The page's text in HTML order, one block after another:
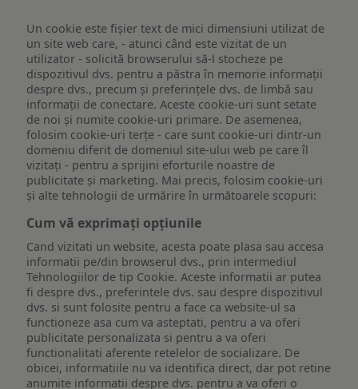
Un cookie este fişier text de mici dimensiuni utilizat de
un site web care, - atunci când este vizitat de un
utilizator - solicită browserului să-l stocheze pe
dispozitivul dvs. pentru a păstra în memorie informații
despre dvs., precum și preferințele dvs. de limbă sau
informații de conectare. Aceste cookie-uri sunt setate
de noi și numite cookie-uri primare. De asemenea,
folosim cookie-uri terțe - care sunt cookie-uri dintr-un
domeniu diferit de domeniul site-ului web pe care îl
vizitați - pentru a sprijini eforturile noastre de
publicitate și marketing. Mai precis, folosim cookie-uri
și alte tehnologii de urmărire în următoarele scopuri:
Cum vă exprimați opțiunile
Cand vizitati un website, acesta poate plasa sau accesa
informatii pe/din browserul dvs., prin intermediul
Tehnologiilor de tip Cookie. Aceste informatii ar putea
fi despre dvs., preferintele dvs. sau despre dispozitivul
dvs. si sunt folosite pentru a face ca website-ul sa
functioneze asa cum va asteptati, pentru a va oferi
publicitate personalizata si pentru a va oferi
functionalitati aferente retelelor de socializare. De
obicei, informatiile nu va identifica direct, dar pot retine
anumite informatii despre dvs. pentru a va oferi o